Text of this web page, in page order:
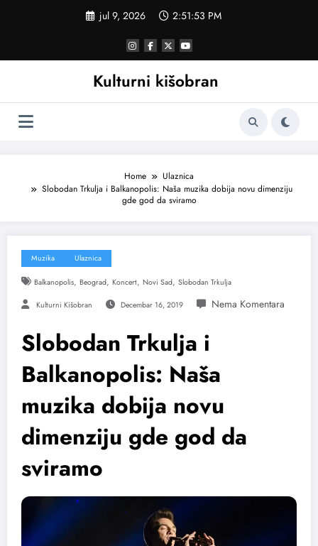
jul 9, 2026 2:51:54 PM
Kulturni kišobran
Home
Ulaznica
Slobodan Trkulja i Balkanopolis: Naša muzika dobija novu dimenziju
gde god da sviramo
Muzika Ulaznica
Balkanopolis, Beograd, Koncert, Novi Sad, Slobodan Trkulja
Kulturni Kišobran Decembar 16, 2019
Slobodan Trkulja i
Balkanopolis: Naša
muzika dobija novu
dimenziju gde god da
sviramo